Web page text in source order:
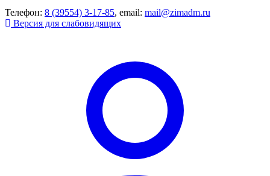
Телефон: 8 (39554) 3-17-85, email: mail@zimadm.ru
Версия для слабовидящих